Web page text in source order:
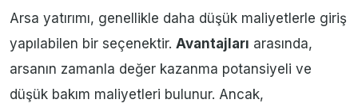
Arsa yatırımı, genellikle daha düşük maliyetlerle giriş
yapılabilen bir seçenektir. Avantajları arasında,
arsanın zamanla değer kazanma potansiyeli ve
düşük bakım maliyetleri bulunur. Ancak,